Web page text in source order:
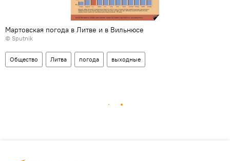
Мартовская погода в Литве и в Вильнюсе
© Sputnik
Общество Литва погода выходные